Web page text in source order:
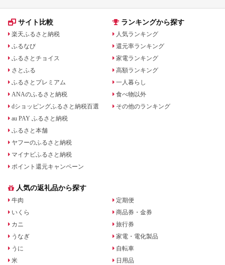
サイト比較
楽天ふるさと納税
ふるなび
ふるさとチョイス
さとふる
ふるさとプレミアム
ANAのふるさと納税
dショッピングふるさと納税百選
au PAY ふるさと納税
ふるさと本舗
ヤフーのふるさと納税
マイナビふるさと納税
ポイント還元キャンペーン
ランキングから探す
人気ランキング
還元率ランキング
家電ランキング
高額ランキング
一人暮らし
食べ物以外
その他のランキング
人気の返礼品から探す
牛肉
いくら
カニ
うなぎ
うに
米
定期便
商品券・金券
旅行券
家電・電化製品
自転車
日用品